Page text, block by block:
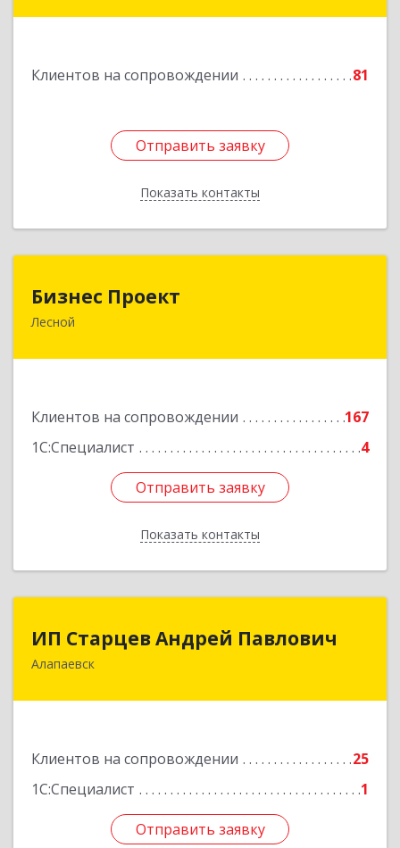
Клиентов на сопровождении 81
Отправить заявку
Показать контакты
Отправить заявку
Назад
Бизнес Проект
Лесной
Клиентов на сопровождении
167
1С:Специалист
4
Отправить заявку
Показать контакты
624200, Свердловская обл, Лесной г, Сиротина
Отправить заявку
Назад
ИП Старцев Андрей Павлович
Алапаевск
Клиентов на сопровождении
25
1С:Специалист
1
Отправить заявку
ИП Старцев Андрей Павлович
624601, Свердловская обл, Алапаевск г,
Отправить заявку